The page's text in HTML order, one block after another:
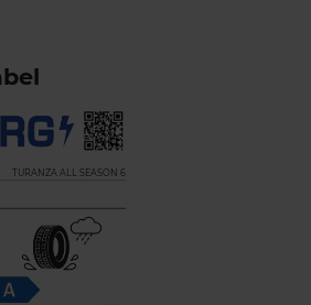
TURANZA ALL SEASON 6